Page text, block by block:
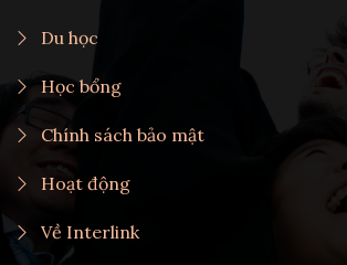
Du học
Học bổng
Chính sách bảo mật
Hoạt động
Về Interlink